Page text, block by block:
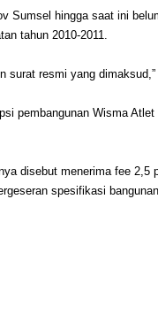
hingga saat ini
tahun 2010-2011.
surat resmi yang
pembangunan Wisma
disebut menerima fee
spesifikasi